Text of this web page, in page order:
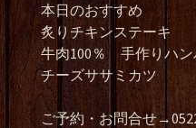
本日のおすすめ
炙りチキンステーキ
牛肉100％ 手作りハン
チーズササミカツ
ご予約・お問合せ